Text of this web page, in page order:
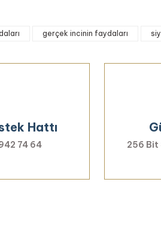
gerçek incinin faydaları
Hattı
74 64
256 Bit